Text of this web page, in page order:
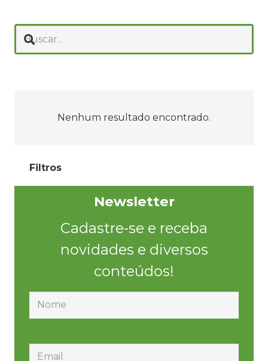
Nenhum resultado encontrado.
Filtros
Newsletter
Cadastre-se e receba
novidades e diversos
conteúdos!